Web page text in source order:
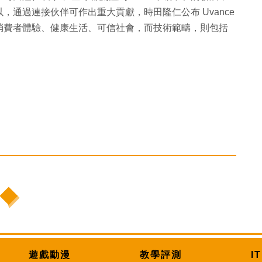
通過連接伙伴可作出重大貢獻，時田隆仁公布 Uvance
者體驗、健康生活、可信社會，而技術範疇，則包括
遊戲動漫 教學評測